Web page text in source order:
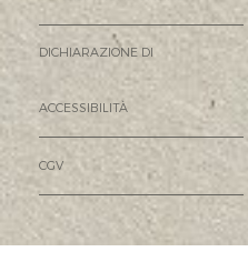
DICHIARAZIONE DI
ACCESSIBILITÀ
CGV